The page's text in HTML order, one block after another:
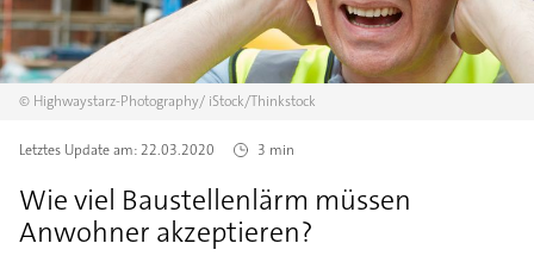
© Highwaystarz-Photography/ iStock/Thinkstock
Letztes Update am:22.03.2020 3 min
Wie viel Baustellenlärm müssen
Anwohner akzeptieren?